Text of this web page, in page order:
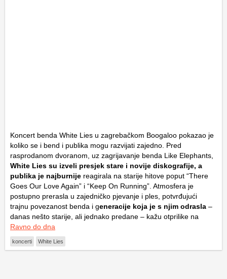
Koncert benda White Lies u zagrebačkom Boogaloo pokazao je
koliko se i bend i publika mogu razvijati zajedno. Pred
rasprodanom dvoranom, uz zagrijavanje benda Like Elephants
White Lies su izveli presjek stare i novije diskografije, a
publika je najburnije reagirala na starije hitove poput “There
Goes Our Love Again” i “Keep On Running”. Atmosfera je
postupno prerasla u zajedničko pjevanje i ples, potvrđujući
trajnu povezanost benda i generacije koja je s njim odrasla –
danas nešto starije, ali jednako predane – kažu otprilike na
Ravno do dna
koncerti White Lies